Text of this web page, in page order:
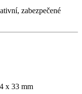
zabezpečené
x 33 mm